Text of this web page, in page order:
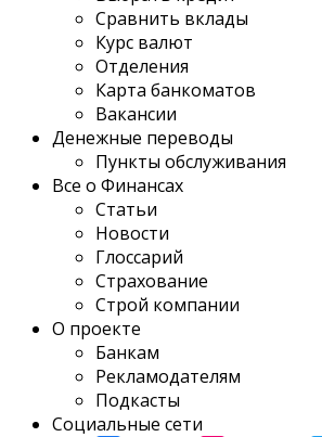
Сравнить вклады
Курс валют
Отделения
Карта банкоматов
Вакансии
Денежные переводы
Пункты обслуживания
Все о Финансах
Статьи
Новости
Глоссарий
Страхование
Строй компании
О проекте
Банкам
Рекламодателям
Подкасты
Социальные сети